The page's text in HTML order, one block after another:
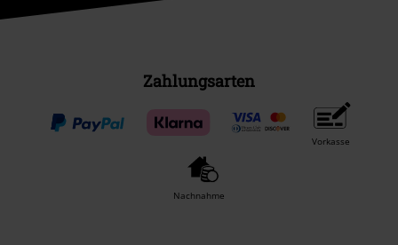
Zahlungsarten
Vorkasse
Nachnahme